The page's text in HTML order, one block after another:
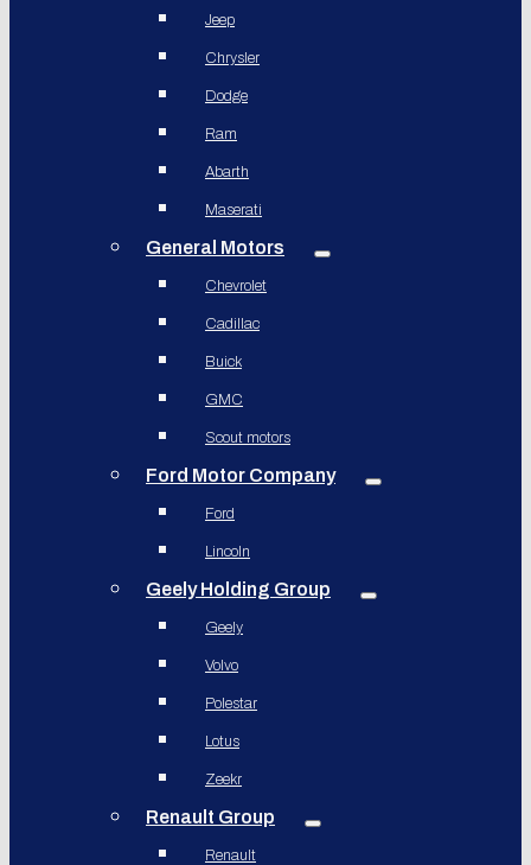
Jeep
Chrysler
Dodge
Ram
Abarth
Maserati
General Motors
Chevrolet
Cadillac
Buick
GMC
Scout motors
Ford Motor Company
Ford
Lincoln
Geely Holding Group
Geely
Volvo
Polestar
Lotus
Zeekr
Renault Group
Renault